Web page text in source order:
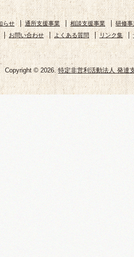
らせ 通所支援事業 相談支援事業
研修
お問い合わせ よくある質問 リンク集
Copyright © 2026.特定非営利活動法人 発達